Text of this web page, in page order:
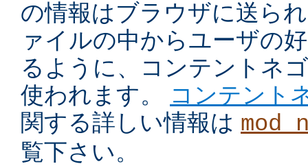
の情報はブラウザに送ら
ァイルの中からユーザの
るように、コンテントネ
使われます。
コンテント
関する詳しい情報は
覧下さい。